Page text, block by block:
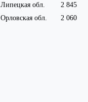
Липецкая обл.
2 845
Орловская обл. 2 060